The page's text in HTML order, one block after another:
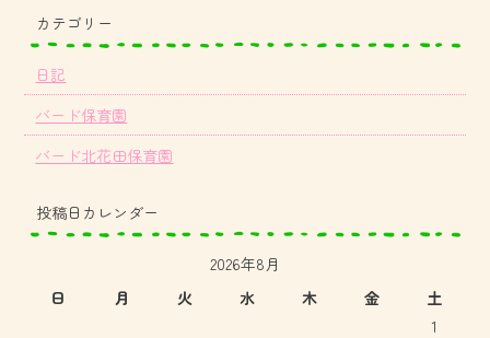
カテゴリー
日記
バード保育園
バード北花田保育園
投稿日カレンダー
2026年8月
日
月 火 水 木 金 土
1